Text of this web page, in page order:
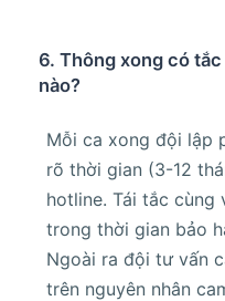
6. Thông xong có
nào?
Mỗi ca xong đội lập
rõ thời gian (3-12
hotline. Tái tắc cùng
trong thời gian bảo
Ngoài ra đội tư vấn
trên nguyên nhân